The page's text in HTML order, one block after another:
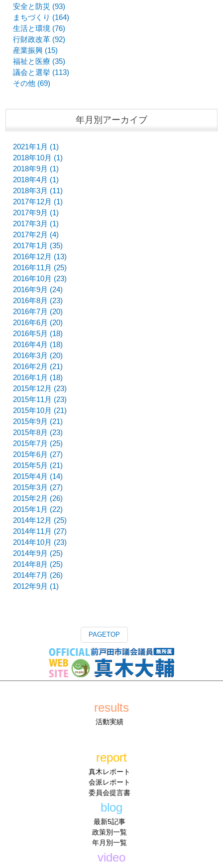
安全と防災 (93)
まちづくり (164)
生活と環境 (76)
行財政改革 (92)
産業振興 (15)
福祉と医療 (35)
議会と選挙 (113)
その他 (69)
年月別アーカイブ
2021年1月 (1)
2018年10月 (1)
2018年9月 (1)
2018年4月 (1)
2018年3月 (11)
2017年12月 (1)
2017年9月 (1)
2017年3月 (1)
2017年2月 (4)
2017年1月 (35)
2016年12月 (13)
2016年11月 (25)
2016年10月 (23)
2016年9月 (24)
2016年8月 (23)
2016年7月 (20)
2016年6月 (20)
2016年5月 (18)
2016年4月 (18)
2016年3月 (20)
2016年2月 (21)
2016年1月 (18)
2015年12月 (23)
2015年11月 (23)
2015年10月 (21)
2015年9月 (21)
2015年8月 (23)
2015年7月 (25)
2015年6月 (27)
2015年5月 (21)
2015年4月 (14)
2015年3月 (27)
2015年2月 (26)
2015年1月 (22)
2014年12月 (25)
2014年11月 (27)
2014年10月 (23)
2014年9月 (25)
2014年8月 (25)
2014年7月 (26)
2012年9月 (1)
PAGETOP
results
活動実績
report
真木レポート
会派レポート
委員会提言書
blog
最新5記事
政策別一覧
年月別一覧
video